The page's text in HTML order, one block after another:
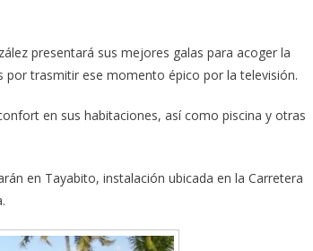
presentará sus mejores galas para acoger la
por trasmitir ese momento épico por la televisión.
en sus habitaciones, así como piscina y otras
en Tayabito, instalación ubicada en la Carretera